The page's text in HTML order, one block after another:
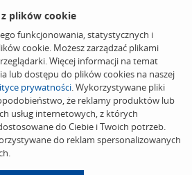
plików cookie
funkcjonowania, statystycznych i
cookie. Możesz zarządzać plikami
Więcej informacji na temat
lub dostępu do plików cookies na naszej
prywatności. Wykorzystywane pliki
że reklamy produktów lub
usług internetowych, z których
do Ciebie i Twoich potrzeb.
do reklam spersonalizowanych